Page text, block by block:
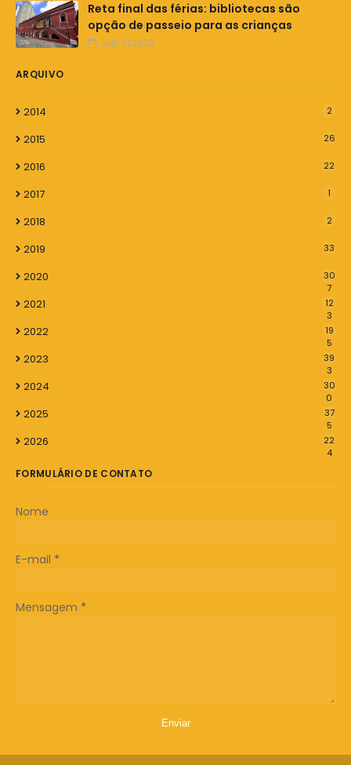
Reta final das férias: bibliotecas são
opção de passeio para as crianças
July 31,2026
ARQUIVO
2014 2
2015 26
2016 22
2017 1
2018 2
2019 33
2020
30
7
2021
12
3
2022
19
5
2023
39
3
2024
30
0
2025
37
5
2026
22
4
FORMULÁRIO DE CONTATO
Nome
E-mail *
Mensagem *